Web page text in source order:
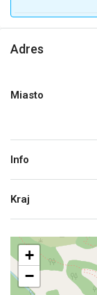
Adres
Miasto
Info
Kraj
+
−